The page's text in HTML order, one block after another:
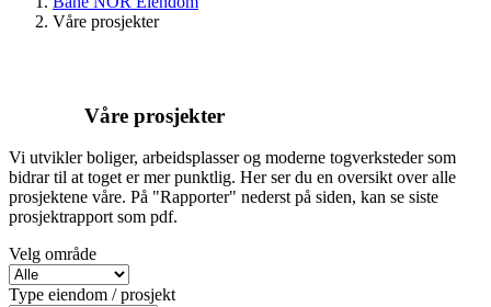
Våre prosjekter
Våre prosjekter
Vi utvikler boliger, arbeidsplasser og moderne togverksteder som
bidrar til at toget er mer punktlig. Her ser du en oversikt over alle
prosjektene våre. På "Rapporter" nederst på siden, kan se siste
prosjektrapport som pdf.
Velg område
Type eiendom / prosjekt